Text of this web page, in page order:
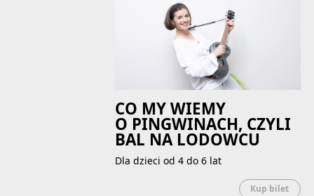
CO MY WIEMY
O PINGWINACH, CZYLI
BAL NA LODOWCU
Dla dzieci od 4 do 6 lat
Kup bilet